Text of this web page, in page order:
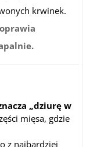
krwinek.
„dziurę w
mięsa, gdzie
z najbardziej